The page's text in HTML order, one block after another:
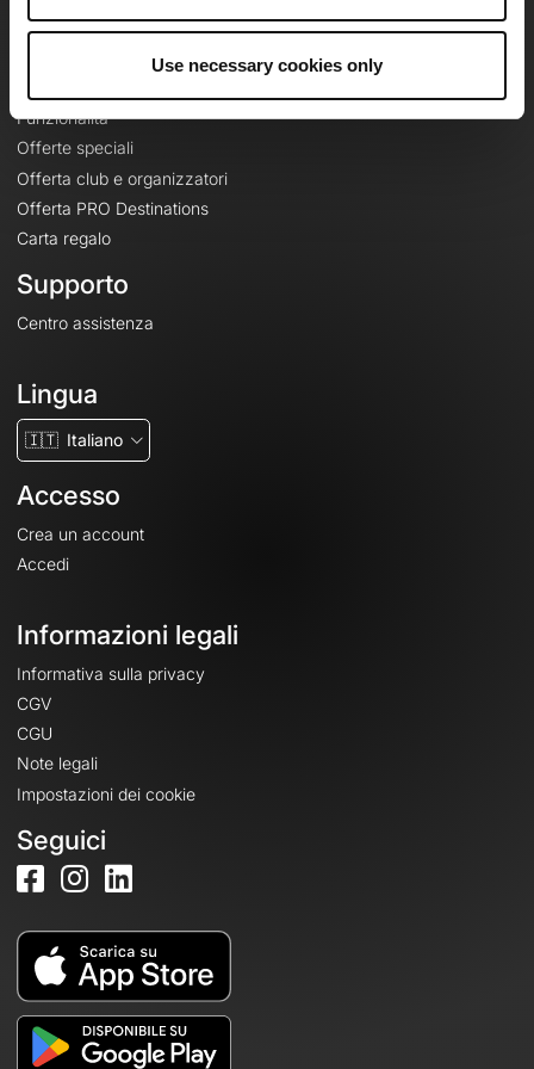
Use necessary cookies only
Funzionalità
Offerte speciali
Offerta club e organizzatori
Offerta PRO Destinations
Carta regalo
Supporto
Centro assistenza
Lingua
🇮🇹 Italiano
Accesso
Crea un account
Accedi
Informazioni legali
Informativa sulla privacy
CGV
CGU
Note legali
Impostazioni dei cookie
Seguici